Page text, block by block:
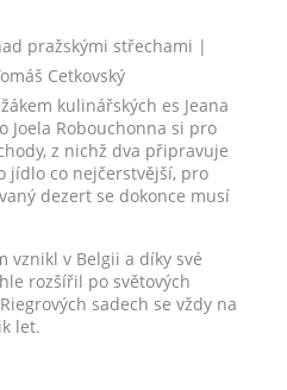
pražskými střechami |
Cetkovský
kulinářských es Jeana
Joela Robouchonna si pro
z nichž dva připravuje
jídlo co nejčerstvější, pro
dezert se dokonce musí
vznikl v Belgii a díky své
rozšířil po světových
sadech se vždy na
let.